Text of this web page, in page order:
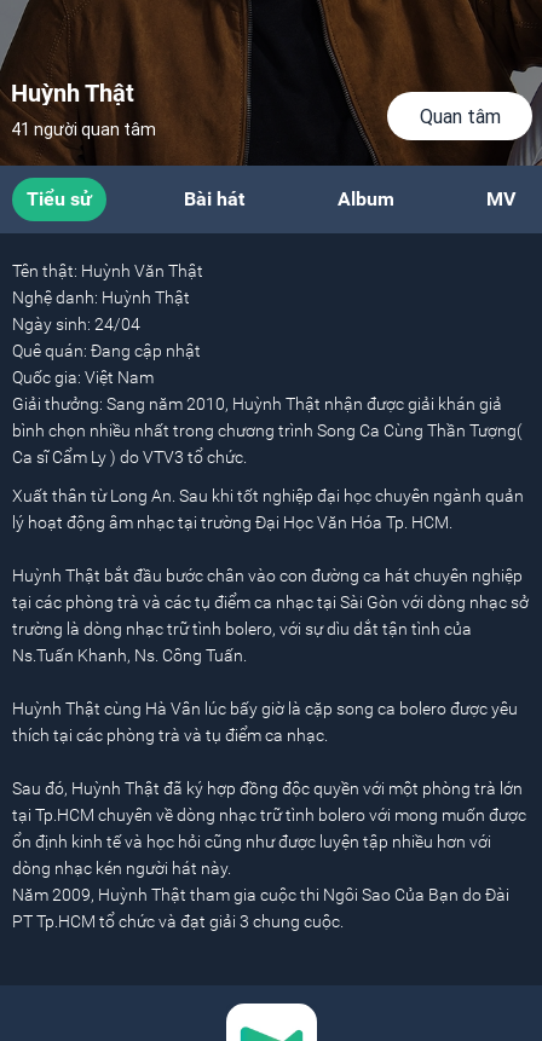
Huỳnh Thật
41 người quan tâm
Quan tâm
Tiểu sử Bài hát Album MV
Tên thật: Huỳnh Văn Thật
Nghệ danh: Huỳnh Thật
Ngày sinh: 24/04
Quê quán: Đang cập nhật
Quốc gia: Việt Nam
Giải thưởng: Sang năm 2010, Huỳnh Thật nhận được giải khán giả
bình chọn nhiều nhất trong chương trình Song Ca Cùng Thần Tượng(
Ca sĩ Cẩm Ly ) do VTV3 tổ chức.
Xuất thân từ Long An. Sau khi tốt nghiệp đại học chuyên ngành quản
lý hoạt động âm nhạc tại trường Đại Học Văn Hóa Tp. HCM.
Huỳnh Thật bắt đầu bước chân vào con đường ca hát chuyên nghiệp
tại các phòng trà và các tụ điểm ca nhạc tại Sài Gòn với dòng nhạc sở
trường là dòng nhạc trữ tình bolero, với sự dìu dắt tận tình của
Ns.Tuấn Khanh, Ns. Công Tuấn.
Huỳnh Thật cùng Hà Vân lúc bấy giờ là cặp song ca bolero được yêu
thích tại các phòng trà và tụ điểm ca nhạc.
Sau đó, Huỳnh Thật đã ký hợp đồng độc quyền với một phòng trà lớn
tại Tp.HCM chuyên về dòng nhạc trữ tình bolero với mong muốn được
ổn định kinh tế và học hỏi cũng như được luyện tập nhiều hơn với
dòng nhạc kén người hát này.
Năm 2009, Huỳnh Thật tham gia cuộc thi Ngôi Sao Của Bạn do Đài
PT Tp.HCM tổ chức và đạt giải 3 chung cuộc.